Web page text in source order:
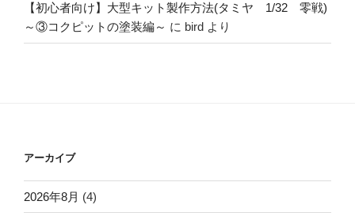
【初心者向け】大型キット製作方法(タミヤ 1/32 零戦)
～③コクピットの塗装編～ に bird より
アーカイブ
2026年8月 (4)